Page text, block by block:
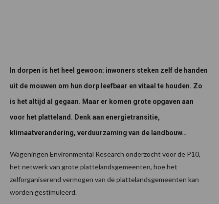
In dorpen is het heel gewoon: inwoners steken zelf de handen
uit de mouwen om hun dorp leefbaar en vitaal te houden. Zo
is het altijd al gegaan. Maar er komen grote opgaven aan
voor het platteland. Denk aan energietransitie,
klimaatverandering, verduurzaming van de landbouw…
Wageningen Environmental Research onderzocht voor de P10,
het netwerk van grote plattelandsgemeenten, hoe het
zelforganiserend vermogen van de plattelandsgemeenten kan
worden gestimuleerd.